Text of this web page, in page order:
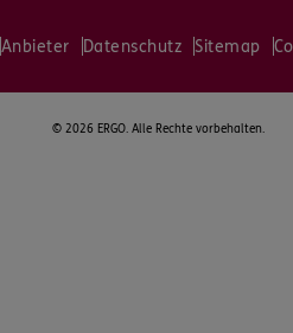
Anbieter Datenschutz Sitemap
© 2026 ERGO. Alle Rechte vorbehalten.